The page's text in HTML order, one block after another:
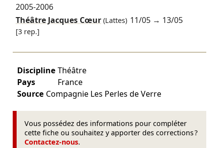
2005-2006
Théâtre Jacques Cœur(Lattes) 11/05 → 13/05
[3 rep.]
Discipline Théâtre
Pays
France
Source Compagnie Les Perles de Verre
Vous possédez des informations pour compléter
cette fiche ou souhaitez y apporter des corrections ?
Contactez-nous.